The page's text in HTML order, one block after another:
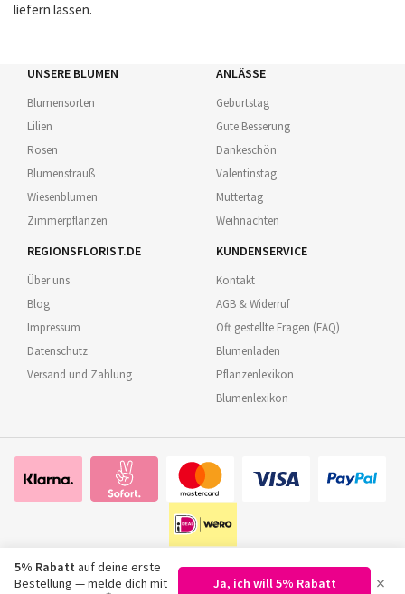
liefern lassen.
UNSERE BLUMEN
Blumensorten
Lilien
Rosen
Blumenstrauß
Wiesenblumen
Zimmerpflanzen
ANLÄSSE
Geburtstag
Gute Besserung
Dankeschön
Valentinstag
Muttertag
Weihnachten
REGIONSFLORIST.DE
Über uns
Blog
Impressum
Datenschutz
Versand und Zahlung
KUNDENSERVICE
Kontakt
AGB & Widerruf
Oft gestellte Fragen (FAQ)
Blumenladen
Pflanzenlexikon
Blumenlexikon
5% Rabatt auf deine erste
Bestellung — melde dich mit
Ja, ich will 5% Rabatt ×